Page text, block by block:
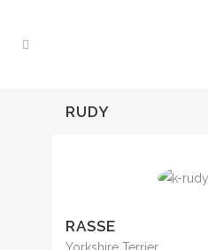
RUDY
RASSE